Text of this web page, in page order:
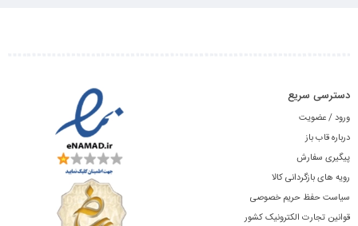
دسترسی سریع
ورود / عضویت
درباره قاب باز
پیگیری سفارش
رویه های بازگردانی کالا
سیاست حفظ حریم خصوصی
قوانین تجارت الکترونیک کشور